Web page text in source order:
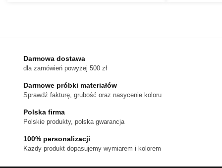
można
wybrać
na
produktu
Darmowa dostawa
dla zamówień powyżej 500 zł
Darmowe próbki materiałów
Sprawdź fakturę, grubość oraz nasycenie koloru
Polska firma
Polskie produkty, polska gwarancja
100% personalizacji
Kazdy produkt dopasujemy wymiarem i kolorem